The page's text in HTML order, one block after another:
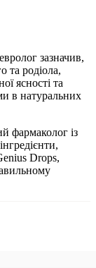
зазначив,
та родіола,
ясності та
в натуральних
фармаколог із
Drops,